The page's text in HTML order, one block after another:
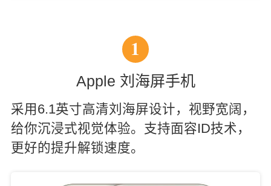
1
Apple 刘海屏手机
采用6.1英寸高清刘海屏设计，视野宽阔，
给你沉浸式视觉体验。支持面容ID技术，
更好的提升解锁速度。